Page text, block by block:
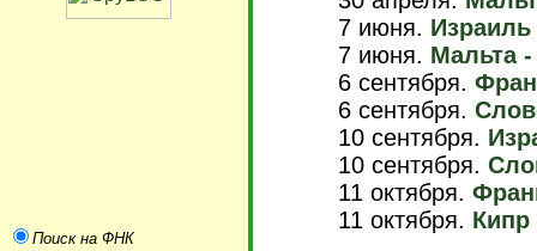
Поиск на ФНК
7 июня.
7 июня. Мальта
6 сентября.
6 сентября.
10 сентября.
10 сентября.
11 октября.
11 октября. Кипр